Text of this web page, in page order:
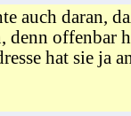
auch daran,
denn offenbar
hat sie ja